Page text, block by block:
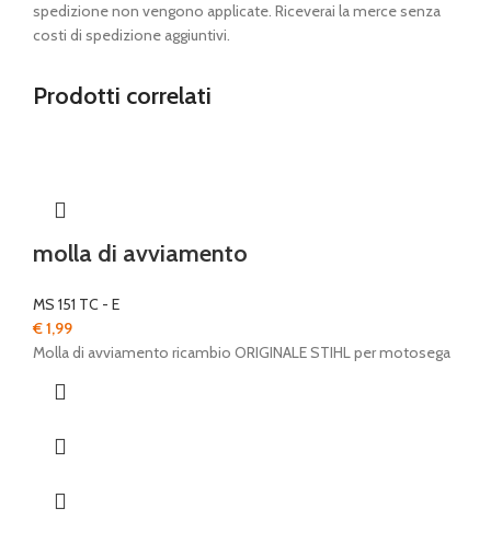
spedizione non vengono applicate. Riceverai la merce senza
costi di spedizione aggiuntivi.
Prodotti correlati
molla di avviamento
MS 151 TC - E
€1,99
Molla di avviamento ricambio ORIGINALE STIHL per motosega